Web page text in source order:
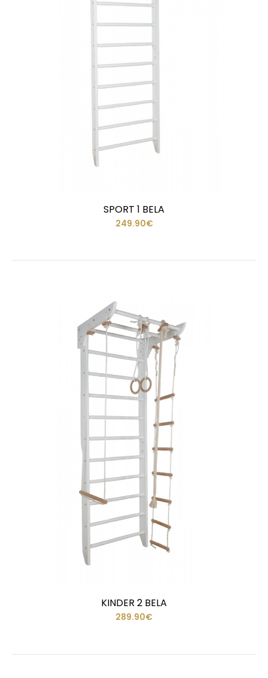
SPORT 1 BELA
249.90€
KINDER 2 BELA
289.90€